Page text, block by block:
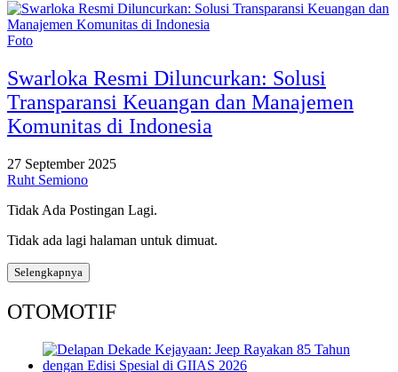
Foto
Swarloka Resmi Diluncurkan: Solusi
Transparansi Keuangan dan Manajemen
Komunitas di Indonesia
27 September 2025
Ruht Semiono
Tidak Ada Postingan Lagi.
Tidak ada lagi halaman untuk dimuat.
Selengkapnya
OTOMOTIF